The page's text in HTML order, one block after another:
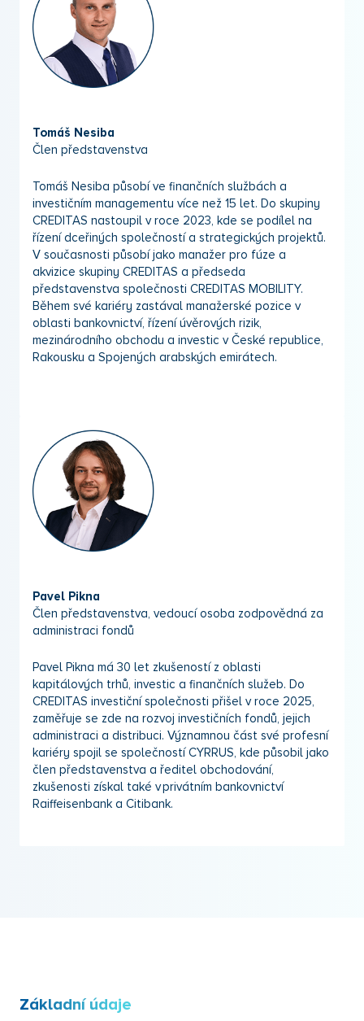
Tomáš Nesiba
Člen představenstva
Tomáš Nesiba působí ve finančních službách a
investičním managementu více než 15 let. Do skupiny
CREDITAS nastoupil v roce 2023, kde se podílel na
řízení dceřiných společností a strategických projektů.
V současnosti působí jako manažer pro fúze a
akvizice skupiny CREDITAS a předseda
představenstva společnosti CREDITAS MOBILITY.
Během své kariéry zastával manažerské pozice v
oblasti bankovnictví, řízení úvěrových rizik,
mezinárodního obchodu a investic v České republice,
Rakousku a Spojených arabských emirátech.
Pavel Pikna
Člen představenstva, vedoucí osoba zodpovědná za
administraci fondů
Pavel Pikna má 30 let zkušeností z oblasti
kapitálových trhů, investic a finančních služeb. Do
CREDITAS investiční společnosti přišel v roce 2025,
zaměřuje se zde na rozvoj investičních fondů, jejich
administraci a distribuci. Významnou část své profesní
kariéry spojil se společností CYRRUS, kde působil jako
člen představenstva a ředitel obchodování,
zkušenosti získal také v privátním bankovnictví
Raiffeisenbank a Citibank.
Základní údaje